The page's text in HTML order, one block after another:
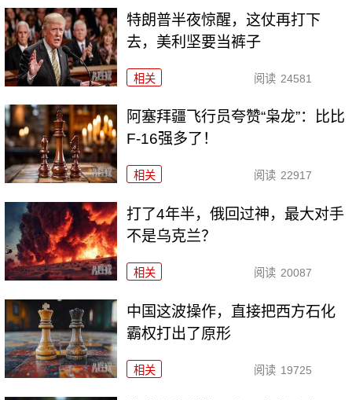
特朗普半夜惊醒，这仗再打下
去，美利坚要当裤子
相关 阅读 24581
阿塞拜疆飞行员夸赞“枭龙”：比比
F-16强多了！
相关 阅读 22917
打了4年半，俄回过神，最大对手
不是乌克兰？
相关 阅读 20087
中国这波操作，直接把西方石化
霸权打出了原形
相关 阅读 19725